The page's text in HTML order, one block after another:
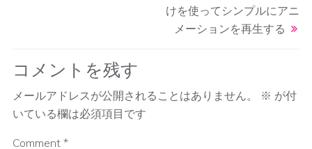
けを使ってシンプルにアニ
メーションを再生する
コメントを残す
メールアドレスが公開されることはありません。 ※ が付
いている欄は必須項目です
Comment *